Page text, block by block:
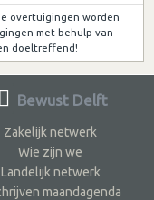
overtuigingen worden
met behulp van
doeltreffend!
Bewust Delft
Zakelijk netwerk
Wie zijn we
Landelijk netwerk
maandagenda